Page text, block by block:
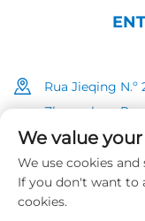
Rua Jieqing
Zhongshan,
We value
We use cookies
If you don't want to
cookies.